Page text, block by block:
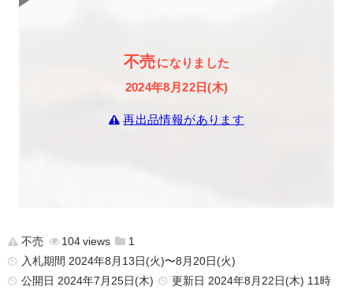
不売になりました
2024年8月22日(木)
再出品情報があります
不売 104
1
入札期間 2024年8月13日(火)〜8月20日(火)
公開日 2024年7月25日(木) 更新日 2024年8月22日(木) 11時